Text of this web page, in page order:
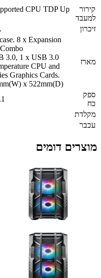
Supported CPU TDP Up
Towe case. 8 x Expansion
2 x Combo
2 x USB 3.0, 1 x USB 3.0
Temperature CPU and
40 Series Graphics Cards.
x 230mm(W) x 522mm(D)
ATX 3.1
דומים
socket